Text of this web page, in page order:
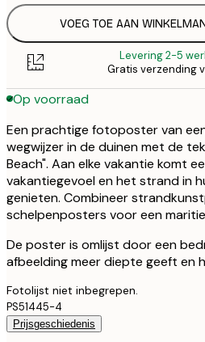
VOEG TOE AAN
Levering 2-5
Gratis verzending
Op voorraad
Een prachtige fotoposter van
wegwijzer in de duinen met de
Beach". Aan elke vakantie komt
vakantiegevoel en het strand in
genieten. Combineer
schelpenposters voor een
De poster is omlijst door een
afbeelding meer diepte geeft en
Fotolijst niet inbegrepen.
PS51445-4
Prijsgeschiedenis